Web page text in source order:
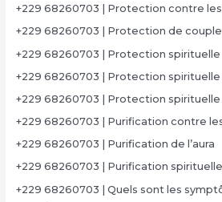
+229 68260703 | Protection contre
+229 68260703 | Protection de couple
+229 68260703 | Protection spirituelle
+229 68260703 | Protection spirituelle
+229 68260703 | Protection spirituelle
+229 68260703 | Purification contre
+229 68260703 | Purification de l’aura
+229 68260703 | Purification spirituelle
+229 68260703 | Quels sont les